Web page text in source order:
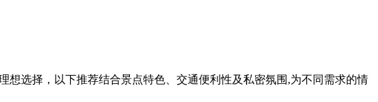
想选择，以下推荐结合景点特色、交通便利性及私密氛围,为不同需求的情